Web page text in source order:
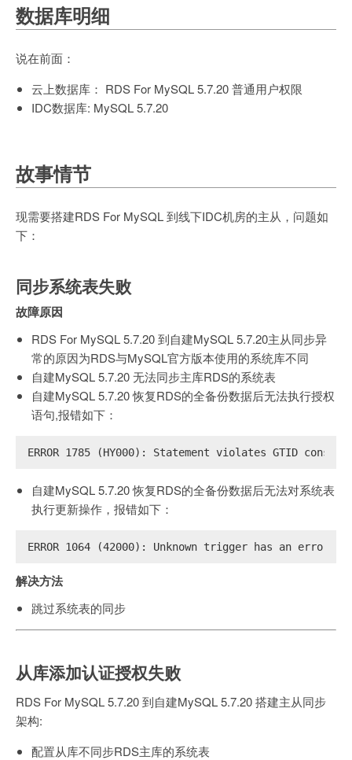
数据库明细
说在前面：
云上数据库： RDS For MySQL 5.7.20 普通用户权限
IDC数据库: MySQL 5.7.20
故事情节
现需要搭建RDS For MySQL 到线下IDC机房的主从，问题如
下：
同步系统表失败
故障原因
RDS For MySQL 5.7.20 到自建MySQL 5.7.20主从同步异
常的原因为RDS与MySQL官方版本使用的系统库不同
自建MySQL 5.7.20 无法同步主库RDS的系统表
自建MySQL 5.7.20 恢复RDS的全备份数据后无法执行授权
语句,报错如下：
ERROR 1785 (HY000): Statement violates GTID
自建MySQL 5.7.20 恢复RDS的全备份数据后无法对系统表
执行更新操作，报错如下：
ERROR 1064 (42000): Unknown trigger has an
解决方法
跳过系统表的同步
从库添加认证授权失败
RDS For MySQL 5.7.20 到自建MySQL 5.7.20 搭建主从同步
架构:
配置从库不同步RDS主库的系统表